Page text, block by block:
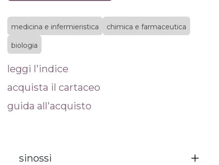
medicina e infermieristica chimica e farmaceutica
biologia
leggi l'indice
acquista il cartaceo
guida all'acquisto
sinossi